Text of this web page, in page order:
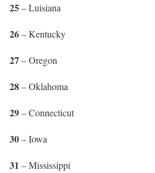
25– Luisiana
26– Kentucky
27– Oregon
28– Oklahoma
29– Connecticut
30– Iowa
31 – Mississippi